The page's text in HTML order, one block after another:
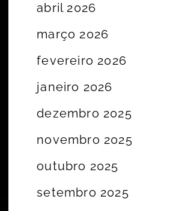
abril 2026
março 2026
fevereiro 2026
janeiro 2026
dezembro 2025
novembro 2025
outubro 2025
setembro 2025